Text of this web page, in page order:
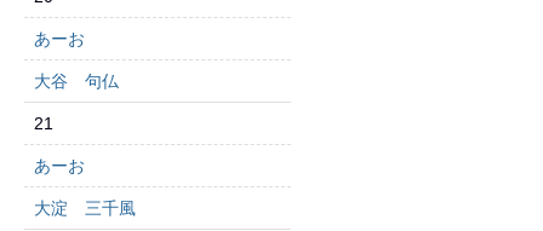
あーお
大谷 句仏
21
あーお
大淀 三千風